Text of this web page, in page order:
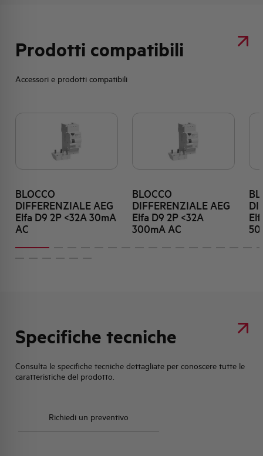
Prodotti compatibili
Accessori e prodotti compatibili
BLOCCO
DIFFERENZIALE AEG
Elfa D9 2P <32A 30mA
AC
BLOCCO
DIFFERENZIALE AEG
Elfa D9 2P <32A
300mA AC
Specifiche tecniche
Consulta le specifiche tecniche dettagliate per conoscere tutte le
caratteristiche del prodotto.
Richiedi un preventivo